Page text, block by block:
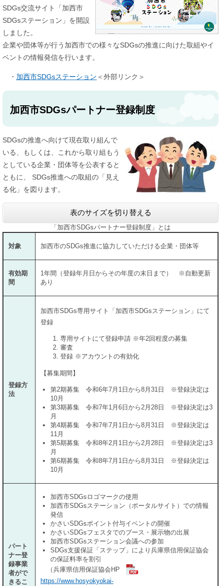
SDGs交流サイト「加西市
SDGsステーション」を開設
しました。
企業や団体等が行う加西市での様々なSDGsの推進に向けた取組やイ
ベントの情報発信を行います。
・ 加西市SDGsステーション ＜外部リンク＞
加西市SDGsパートナー登録制度
SDGsの推進へ向けて現在取り組んで
いる、もしくは、これから取り組もう
としている企業・団体等を公表すると
ともに、 SDGs推進への取組の「見え
る化」を図ります。
表のサイズを切り替える
「加西市SDGsパートナー登録制度」とは
対象 加西市のSDGs推進に協力していただける企業・団体等
有効期
間
1年間（登録年月日からその年度の末日まで） ※自動更新
あり
登録方
法
加西市SDGs専用サイト「加西市SDGsステーション」にて
登録
専用サイトにて登録申請 ※年2回程度の募集
審査
登録 ※アカウントの有効化
【募集期間】
第2期募集 令和6年7月1日から8月31日 ※登録決定は
10月
第3期募集 令和7年1月6日から2月28日 ※登録決定は3
月
第4期募集 令和7年7月1日から8月31日 ※登録決定は
11月
第5期募集 令和8年2月1日から2月28日 ※登録決定は3
月
第6期募集 令和8年7月1日から8月31日 ※登録決定は
10月
パート
ナー登
録事業
者がで
きるこ
加西市SDGsロゴマークの使用
加西市SDGsステーション（ポータルサイト）での情報
発信
かさいSDGsポイント付与イベントの開催
かさいSDGsフェスタでのブース・展示物の出展
加西市SDGsステーション会議への参加
SDGs支援保証「ステップ」により兵庫県信用保証協会
の保証料率を割引
（兵庫県信用保証協会HP
https://www.hosyokyokai-